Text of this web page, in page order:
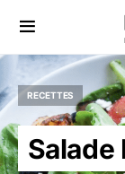
RECETTES
Salade